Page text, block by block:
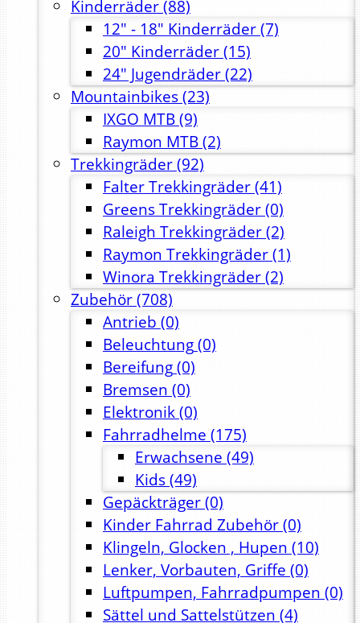
Kinderräder(88)
12" - 18" Kinderräder(7)
20" Kinderräder(15)
24" Jugendräder(22)
Mountainbikes(23)
IXGO MTB(9)
Raymon MTB(2)
Trekkingräder(92)
Falter Trekkingräder(41)
Greens Trekkingräder(0)
Raleigh Trekkingräder(2)
Raymon Trekkingräder(1)
Winora Trekkingräder(2)
Zubehör(708)
Antrieb (0)
Beleuchtung(0)
Bereifung(0)
Bremsen (0)
Elektronik(0)
Fahrradhelme (175)
Erwachsene (49)
Kids(49)
Gepäckträger(0)
Kinder Fahrrad Zubehör(0)
Klingeln, Glocken , Hupen (10)
Lenker, Vorbauten, Griffe (0)
Luftpumpen, Fahrradpumpen (0)
Sättel und Sattelstützen (4)